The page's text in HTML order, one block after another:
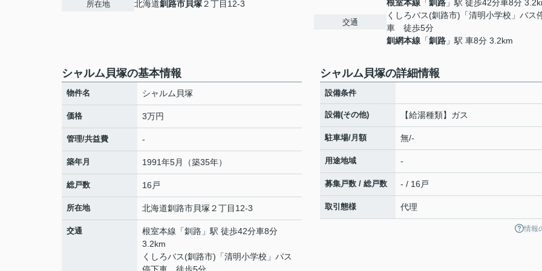
所在地 北海道釧路市貝塚２丁目12-3
交通
根室本線 「 釧路 」駅 徒歩42分車8分
くしろバス(釧路市)「清明小学校」バス
車 徒歩5分
釧網本線 「釧路 」駅 車8分 3.2km
シャルム貝塚の基本情報
物件名 シャルム貝塚
価格 3万円
管理/共益費 -
築年月 1991年5月（築35年）
総戸数 16戸
所在地 北海道釧路市貝塚 ２丁目12-3
交通 根室本線 「釧路 」駅 徒歩42分車8分
3.2km
くしろバス(釧路市)「清明小学校」バス
シャルム貝塚の詳細情報
設備条件
設備(その他) 【給湯種類】ガス
駐車場/月額 無/-
用途地域 -
募集戸数 / 総戸数 - / 16戸
取引態様 代理
情報